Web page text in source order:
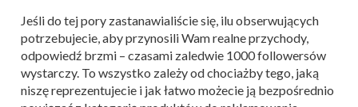
Jeśli do tej pory zastanawialiście się, ilu obserwujących
potrzebujecie, aby przynosili Wam realne przychody,
odpowiedź brzmi – czasami zaledwie 1000 followersów
wystarczy. To wszystko zależy od chociażby tego, jaką
niszę reprezentujecie i jak łatwo możecie ją bezpośrednio